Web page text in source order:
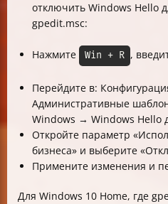
отключить Windows Hello
gpedit.msc:
Нажмите Win + R ,
Перейдите в:
Административные
Windows → Windows Hello
Откройте параметр
бизнеса» и выберите
Примените изменения и
Для Windows 10 Home, где